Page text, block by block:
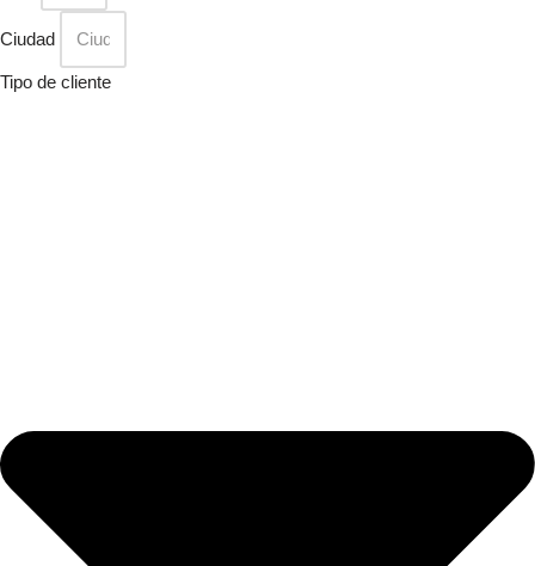
Ciudad
Tipo de cliente